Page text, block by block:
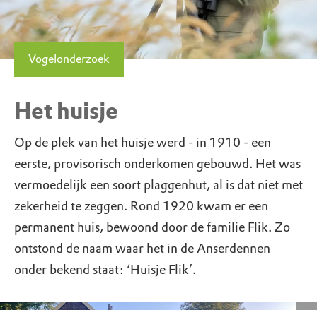
Vogelonderzoek
Het huisje
Op de plek van het huisje werd - in 1910 - een
eerste, provisorisch onderkomen gebouwd. Het was
vermoedelijk een soort plaggenhut, al is dat niet met
zekerheid te zeggen. Rond 1920 kwam er een
permanent huis, bewoond door de familie Flik. Zo
ontstond de naam waar het in de Anserdennen
onder bekend staat: ‘Huisje Flik’.